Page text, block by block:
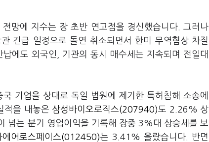
망에 지수는 장 초반 연고점을 경신했습니다. 그러나
긴급 일정으로 돌연 취소되면서 한미 무역협상 차질
에도 외국인, 기관의 동시 매수세는 지속되며 전일대
국 기업을 상대로 독일 법원에 제기한 특허침해 소송에
적을 내놓은 삼성바이오로직스(207940)도 2.26% 상
넘는 분기 영업이익을 기록해 장중 3%대 상승세를 보
에어로스페이스(012450)는 3.41% 올랐습니다. 반면